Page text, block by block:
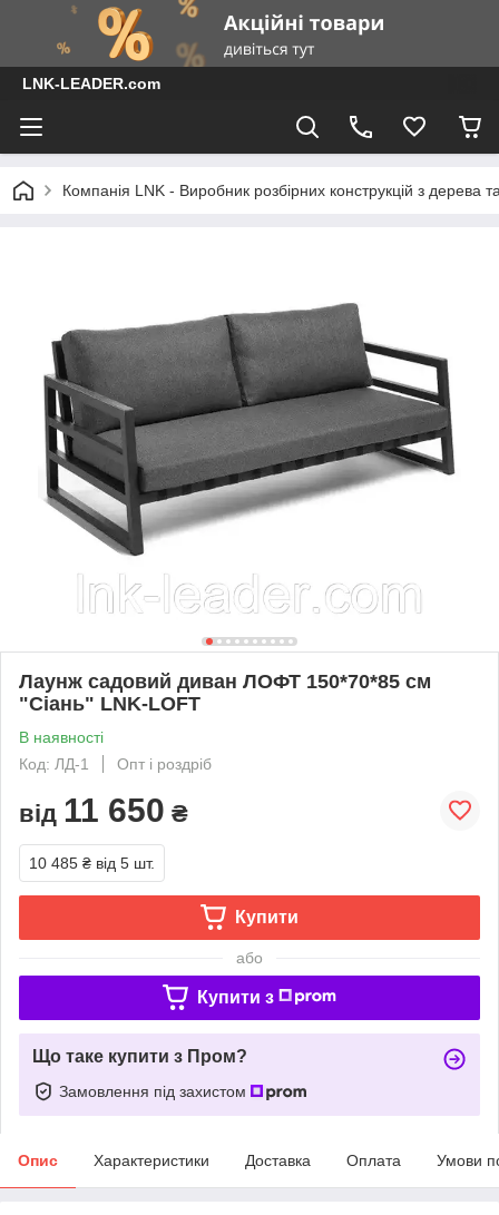
LNK-LEADER.com
Компанія LNK - Виробник розбірних конструкцій з дерева
Лаунж садовий диван ЛОФТ 150*70*85 см
"Сіань" LNK-LOFT
В наявності
Код: ЛД-1
Опт і роздріб
від 11 650 ₴
10 485 ₴ від 5 шт.
Купити
або
Купити з
Що таке купити з Пром?
Замовлення під захистом
Опис Характеристики Доставка Оплата Умови